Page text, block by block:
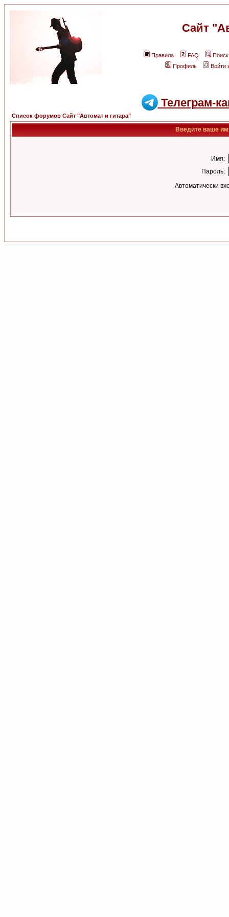
Сайт
Правила FAQ
Поиск
Профиль
Войти
Телеграм-
Список форумов Сайт "Автомат и гитара"
Введите ваше
Имя:
Пароль:
Автоматически